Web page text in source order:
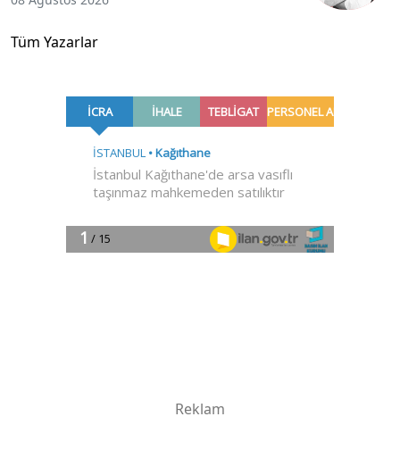
Tüm Yazarlar